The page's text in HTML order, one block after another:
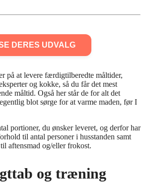
DERES UDVALG
på at levere færdigtilberedte måltider,
og kokke, så du får det mest
måltid. Også her står de for alt det
blot sørge for at varme maden, før I
portioner, du ønsker leveret, og derfor har
til antal personer i husstanden samt
aftensmad og/eller frokost.
og træning